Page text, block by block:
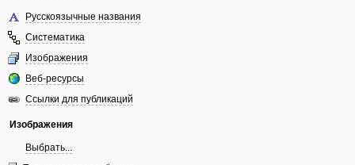
Русскоязычные названия
Систематика
Изображения
Веб-ресурсы
Ссылки для публикаций
Изображения
Выбрать...